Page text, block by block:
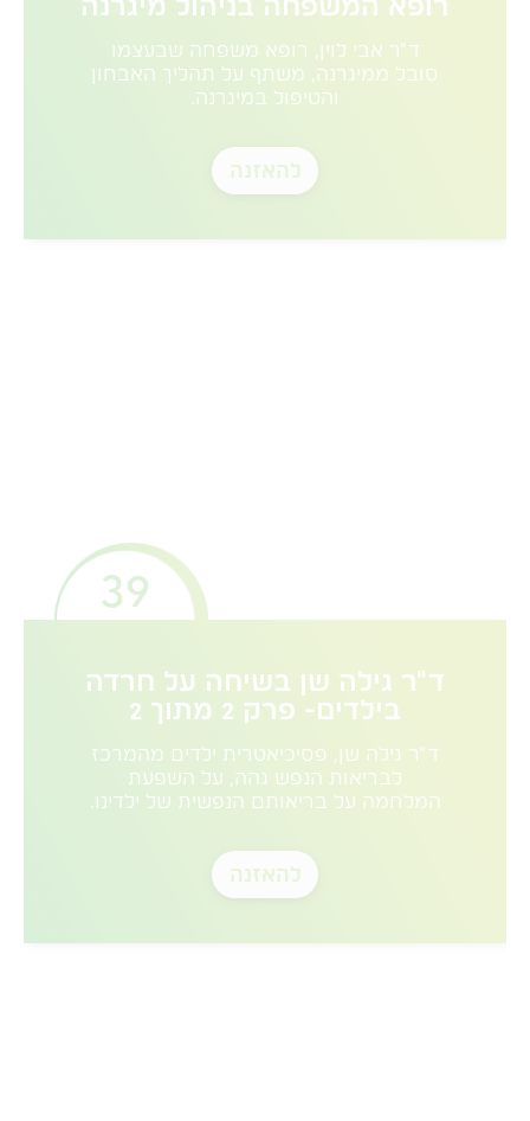
ד"ר אבי לוין, רופא משפחה שבעצמו
סובל ממיגרנה, משתף על תהליך האבחון
והטיפול במיגרנה.
להאזנה
39
ד"ר גילה שן בשיחה על חרדה
בילדים- פרק 2 מתוך 2
ד"ר גילה שן, פסיכיאטרית ילדים מהמרכז
לבריאות הנפש גהה, על השפעת
המלחמה על בריאותם הנפשית של ילדינו.
להאזנה